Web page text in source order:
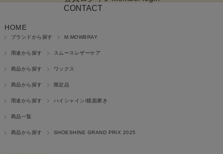
CONTACT
HOME
ブランドから探す M.MOWBRAY
用途から探す スムースレザーケア
商品から探す ワックス
商品から探す 限定品
用途から探す ハイシャイン/鏡面磨き
商品一覧
商品から探す SHOESHINE GRAND PRIX 2025